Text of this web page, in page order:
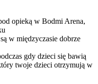
opieką w Bodmi Arena,
w międzyczasie dobrze
gdy dzieci się bawią
twoje dzieci otrzymują w